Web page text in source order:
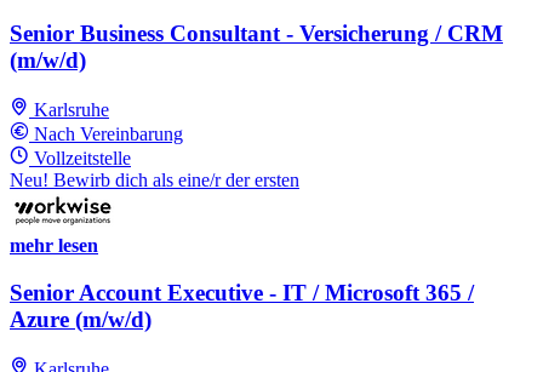
Senior Business Consultant - Versicherung / CRM
(m/w/d)
Karlsruhe
Nach Vereinbarung
Vollzeitstelle
Neu! Bewirb dich als eine/r der ersten
mehr lesen
Senior Account Executive - IT / Microsoft 365 /
Azure (m/w/d)